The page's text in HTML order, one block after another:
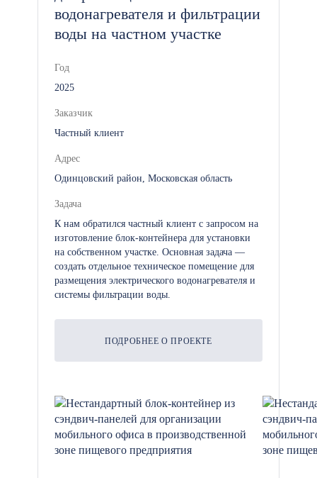
водонагревателя и фильтрации
воды на частном участке
Год
2025
Заказчик
Частный клиент
Адрес
Одинцовский район, Московская область
Задача
К нам обратился частный клиент с запросом на
изготовление блок-контейнера для установки
на собственном участке. Основная задача —
создать отдельное техническое помещение для
размещения электрического водонагревателя и
системы фильтрации воды.
ПОДРОБНЕЕ О ПРОЕКТЕ